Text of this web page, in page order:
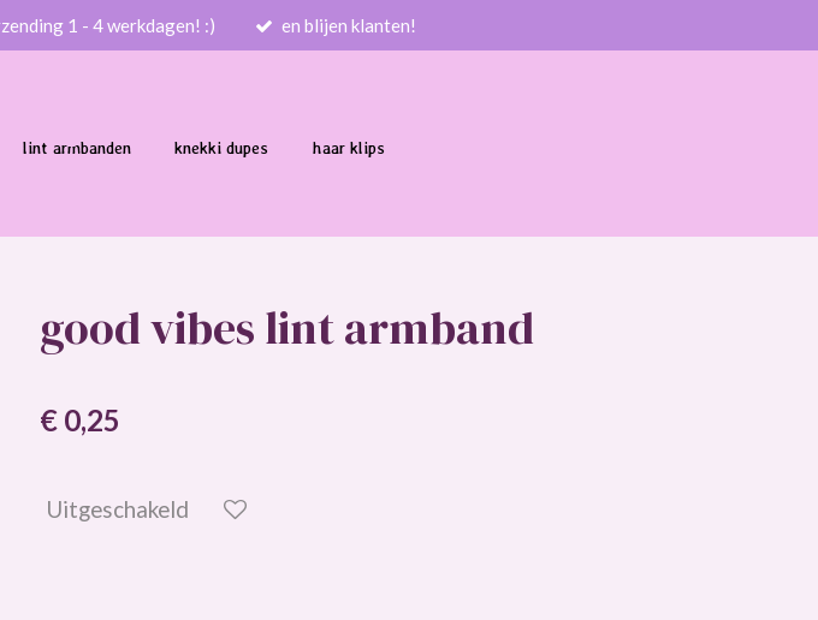
1 - 4 werkdagen! :) en blijen klanten!
lint armbanden knekki dupes haar klips
good vibes lint armband
€ 0,25
Uitgeschakeld